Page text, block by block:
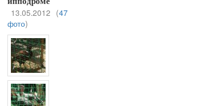
13.05.2012 (47
фото)